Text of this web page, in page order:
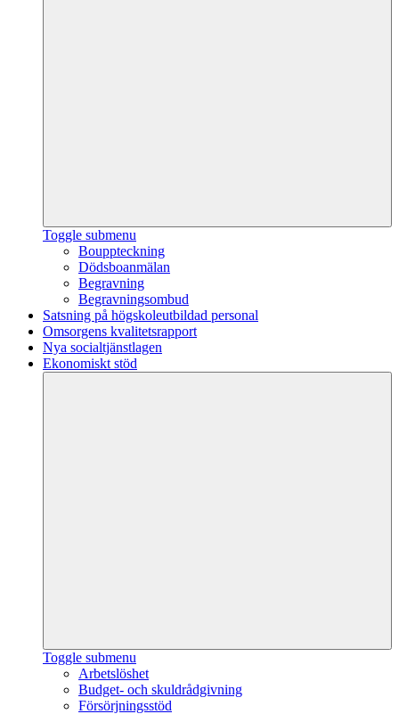
Toggle submenu
Bouppteckning
Dödsboanmälan
Begravning
Begravningsombud
Satsning på högskoleutbildad personal
Omsorgens kvalitetsrapport
Nya socialtjänstlagen
Ekonomiskt stöd
Toggle submenu
Arbetslöshet
Budget- och skuldrådgivning
Försörjningsstöd